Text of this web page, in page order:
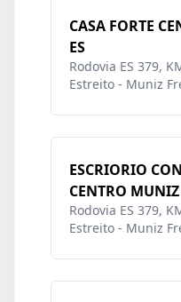
CASA FORTE
ES
Rodovia ES 379,
Estreito - Muniz
ESCRIORIO
CENTRO MUNIZ
Rodovia ES 379,
Estreito - Muniz